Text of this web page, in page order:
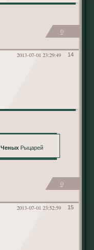
0
14
2013-07-01 23:29:49
ЧеныхРыцарей
0
15
2013-07-01 23:52:59